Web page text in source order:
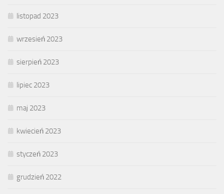
listopad 2023
wrzesień 2023
sierpień 2023
lipiec 2023
maj 2023
kwiecień 2023
styczeń 2023
grudzień 2022